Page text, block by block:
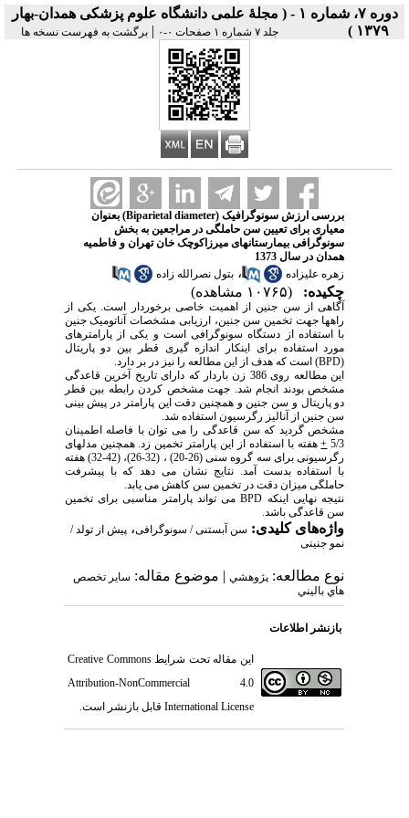
دوره ۷، شماره ۱ - ( مجلۀ علمی دانشگاه علوم پزشکی همدان-بهار
۱۳۷۹ )
جلد ۷ شماره ۱ صفحات ۰-۰ |برگشت به فهرست نسخه ها
بررسی ارزش سونوگرافیک (Biparietal diameter) بعنوان
معیاری برای تعیین سن حاملگی در مراجعین به بخش
سونوگرافی بیمارستانهای میرزاکوچک خان تهران و فاطمیه
همدان در سال 1373
زهره علیزاده
، بتول نصرالله زاده
چکیده: (۱۰۷۶۵ مشاهده)
آگاهی از سن جنین از اهمیت خاصی برخوردار است. یکی از
راهها جهت تخمین سن جنین، ارزیابی مشخصات آناتومیک جنین
با استفاده از دستگاه سونوگرافی است و یکی از پارامترهای
مورد استفاده برای اینکار اندازه گیری قطر بین دو پاریتال
(BPD)است که هدف از این مطالعه را نیز در بر دارد.
این مطالعه روی 386 زن باردار که دارای تاریخ آخرین قاعدگی
مشخص بودند انجام شد. جهت مشخص کردن رابطه بین قطر
دو پاریتال و سن جنین و همچنین دقت این پارامتر در پیش بینی
سن جنین از آنالیز رگرسیون استفاده شد.
مشخص گردید که سن قاعدگی را می توان با فاصله اطمینان
5/3
+هفته با استفاده از این پارامتر تخمین زد. همچنین مدلهای
رگرسیونی برای سه گروه سنی (26-20) ، (32-26)، (42-32) هفته
با استفاده بدست آمد. نتایج نشان می دهد که با پیشرفت
حاملگی میزان دقت در تخمین سن کاهش می یابد.
نتیجه نهایی اینکه BPDمی تواند پارامتر مناسبی برای تخمین
سن قاعدگی باشد.
واژه‌های کلیدی: سن آبستنی / سونوگرافی، پیش از تولد /
نمو جنینی
نوع مطالعه: پژوهشي| موضوع مقاله: سایر تخصص
هاي باليني
بازنشر اطلاعات
این مقاله تحت شرایطCreative Commons
Attribution-NonCommercial 4.0
International License قابل بازنشر است.